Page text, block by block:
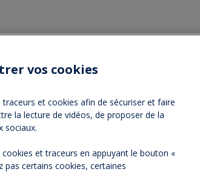
PARTENAIRES ESPACE PRESSE
vos cookies
et cookies afin de sécuriser et faire
la lecture de vidéos, de proposer de la
sociaux.
et traceurs en appuyant le bouton «
pas certains cookies, certaines